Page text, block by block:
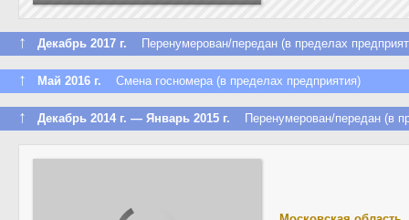
↑ Декабрь 2017 г. Перенумерован/передан (в пределах
↑ Май 2016 г. Смена госномера (в пределах предприятия)
↑ Декабрь 2014 г. — Январь 2015 г. Перенумерован/передан (в